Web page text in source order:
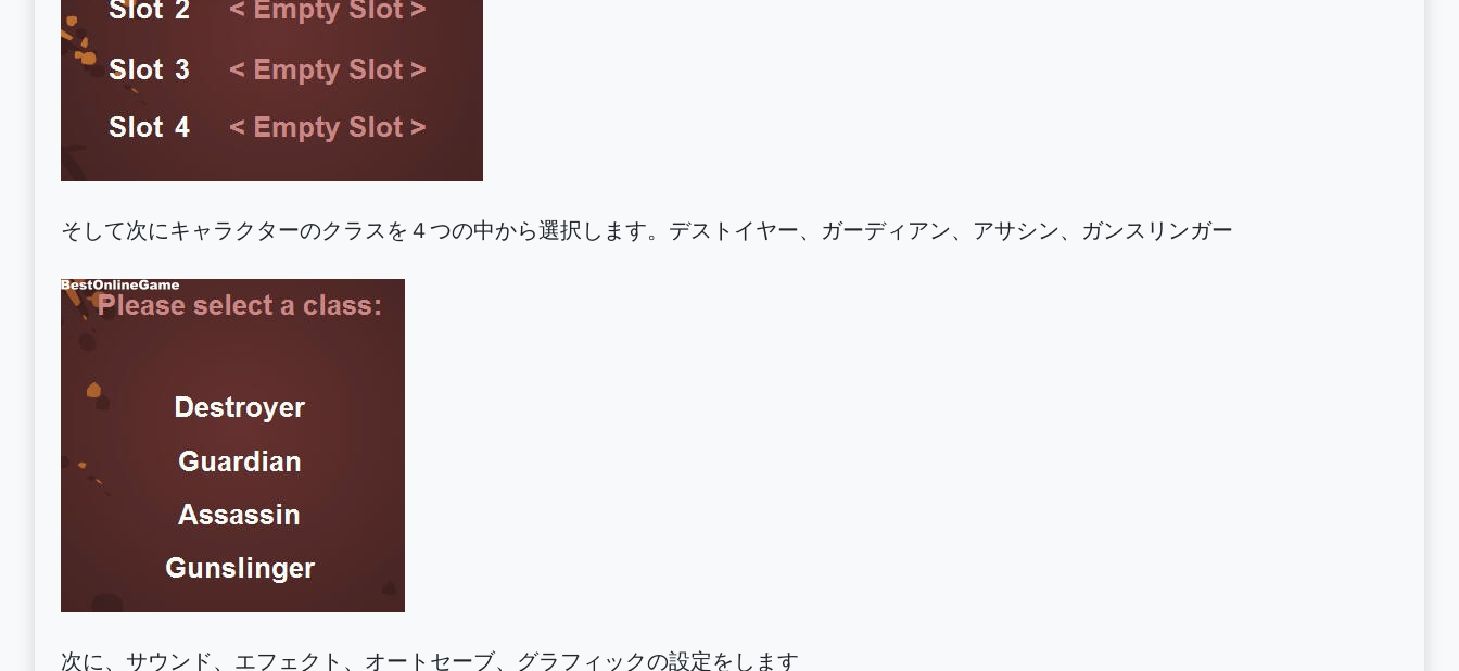
そして次にキャラクターのクラスを４つの中から選択します。デストイヤー、ガーディアン、アサシン、ガンスリンガー
次に、サウンド、エフェクト、オートセーブ、グラフィックの設定をします